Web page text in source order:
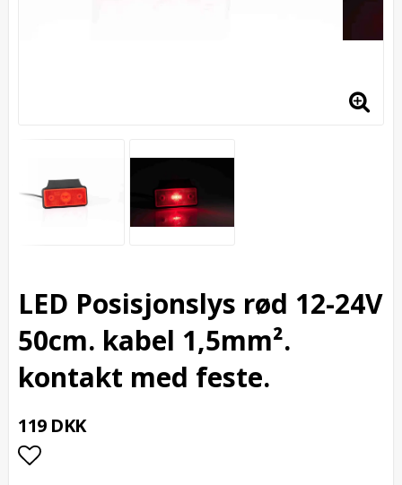
LED Posisjonslys rød 12-24V
50cm. kabel 1,5mm².
kontakt med feste.
119 DKK